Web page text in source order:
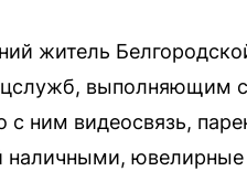
житель
выполняющим
ним видеосвязь,
наличными,